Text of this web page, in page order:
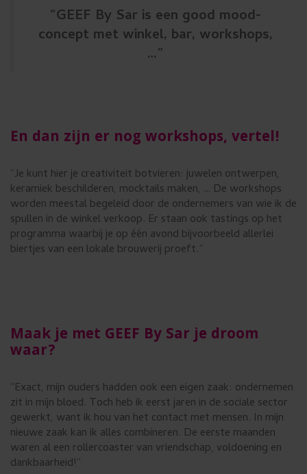
“GEEF By Sar is een good mood-
concept met winkel, bar, workshops,
…”
En dan zijn er nog workshops, vertel!
“Je kunt hier je creativiteit botvieren: juwelen ontwerpen,
keramiek beschilderen, mocktails maken, … De workshops
worden meestal begeleid door de ondernemers van wie ik de
spullen in de winkel verkoop. Er staan ook tastings op het
programma waarbij je op één avond bijvoorbeeld allerlei
biertjes van een lokale brouwerij proeft.”
Maak je met GEEF By Sar je droom
waar?
“Exact, mijn ouders hadden ook een eigen zaak: ondernemen
zit in mijn bloed. Toch heb ik eerst jaren in de sociale sector
gewerkt, want ik hou van het contact met mensen. In mijn
nieuwe zaak kan ik alles combineren. De eerste maanden
waren al een rollercoaster van vriendschap, voldoening en
dankbaarheid!”